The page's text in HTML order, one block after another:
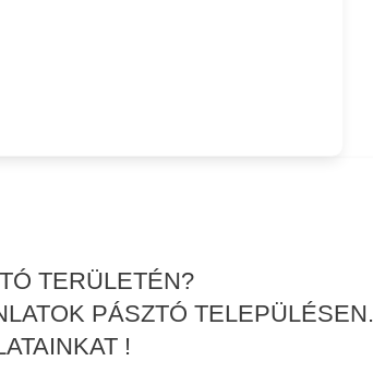
TERÜLETÉN?
PÁSZTÓ TELEPÜLÉSEN.
!